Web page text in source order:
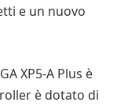
e un nuovo
XP5-A Plus è
è dotato di